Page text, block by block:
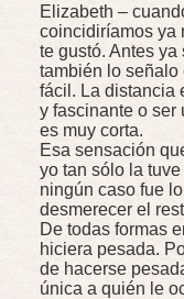
Elizabeth –
coincidiríamos ya
te gustó. Antes
también lo señalo
fácil. La distancia
y fascinante o ser
es muy corta.
Esa sensación
yo tan sólo la
ningún caso fue
desmerecer el
De todas formas
hiciera pesada.
de hacerse
única a quién le